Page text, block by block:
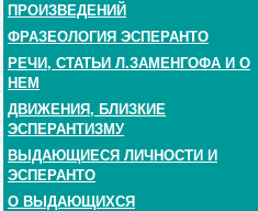
ПРОИЗВЕДЕНИЙ
ФРАЗЕОЛОГИЯ ЭСПЕРАНТО
РЕЧИ, СТАТЬИ Л.ЗАМЕНГОФА И О
НЕМ
ДВИЖЕНИЯ, БЛИЗКИЕ
ЭСПЕРАНТИЗМУ
ВЫДАЮЩИЕСЯ ЛИЧНОСТИ И
ЭСПЕРАНТО
О ВЫДАЮЩИХСЯ